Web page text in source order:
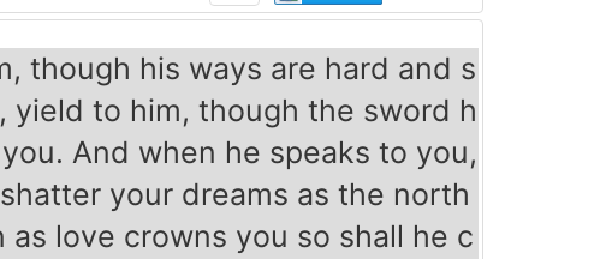
though his ways are hard and s
to him, though the sword h
And when he speaks to you,
your dreams as the north
love crowns you so shall he c